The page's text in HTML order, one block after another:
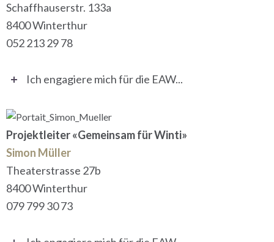
Schaffhauserstr. 133a
8400 Winterthur
052 213 29 78
Ich engagiere mich für die EAW...
Projektleiter «Gemeinsam für Winti»
Simon Müller
Theaterstrasse 27b
8400 Winterthur
079 799 30 73